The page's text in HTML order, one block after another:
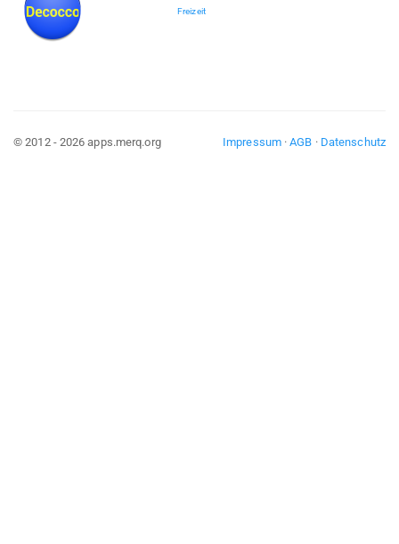
Freizeit
Impressum·AGB · Datenschutz
© 2012 - 2026 apps.merq.org